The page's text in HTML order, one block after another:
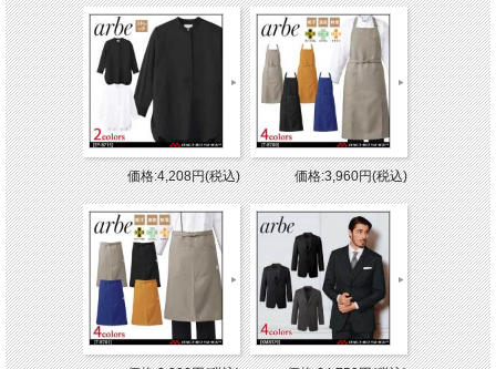
価格:4,208円(税込) 価格:3,960円(税込)